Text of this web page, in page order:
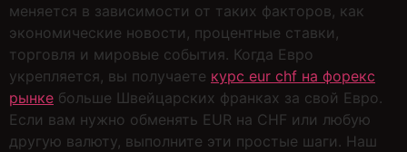
меняется в зависимости от таких факторов, как
экономические новости, процентные ставки,
торговля и мировые события. Когда Евро
укрепляется, вы получаете курс eur chf на форекс
рынке больше Швейцарских франках за свой Евро.
Если вам нужно обменять EUR на CHF или любую
другую валюту, выполните эти простые шаги. Наш